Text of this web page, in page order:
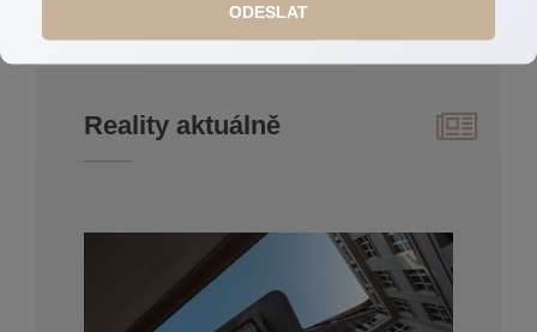
Reality aktuálně
ODESLAT